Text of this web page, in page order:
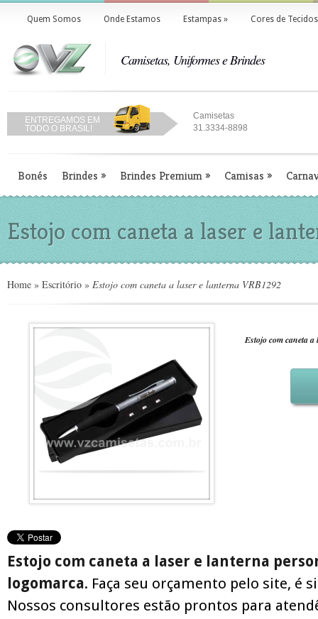
Quem Somos Onde Estamos Estampas» Cores de Tecidos
Camisetas, Uniformes e Brindes
ENTREGAMOS EM
TODO O BRASIL!
Camisetas
31.3334-8898
Bonés Brindes » Brindes Premium» Camisas »
Estojo com caneta a laser e
Home » Escritório » Estojo com caneta a laser e lanterna VRB1292
Estojo com caneta
Estojo com caneta a laser e lanterna
logomarca. Faça seu orçamento pelo site, é
Nossos consultores estão prontos para